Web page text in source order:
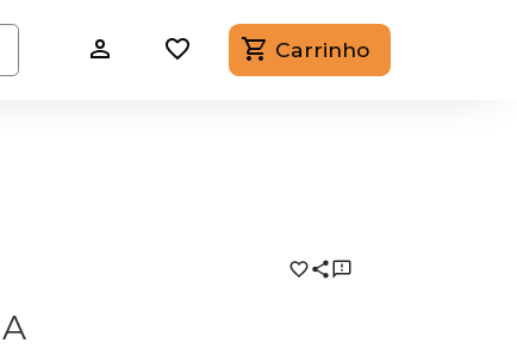
Carrinho